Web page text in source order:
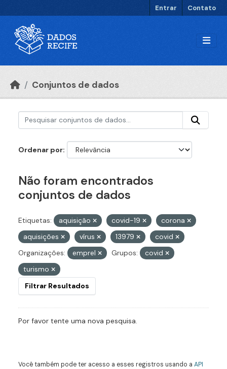
Entrar Contato
Conjuntos de dados
Ordenar por
Não foram encontrados
conjuntos de dados
Etiquetas: aquisição covid-19
corona
aquisições
vírus 13979
covid
Organizações:
emprel Grupos:
covid
turismo
Filtrar Resultados
Por favor tente uma nova pesquisa.
Você também pode ter acesso a esses registros usando a API